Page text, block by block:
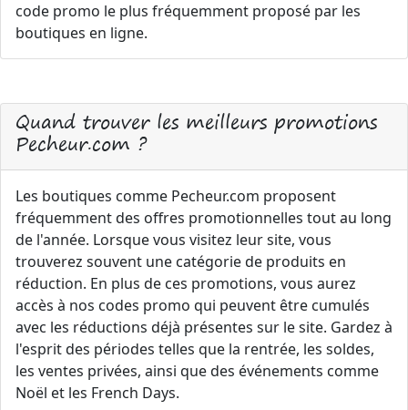
code promo le plus fréquemment proposé par les
boutiques en ligne.
Quand trouver les meilleurs promotions
Pecheur.com ?
Les boutiques comme Pecheur.com proposent
fréquemment des offres promotionnelles tout au long
de l'année. Lorsque vous visitez leur site, vous
trouverez souvent une catégorie de produits en
réduction. En plus de ces promotions, vous aurez
accès à nos codes promo qui peuvent être cumulés
avec les réductions déjà présentes sur le site. Gardez à
l'esprit des périodes telles que la rentrée, les soldes,
les ventes privées, ainsi que des événements comme
Noël et les French Days.